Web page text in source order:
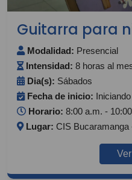
Guitarra para
Modalidad: Presencial
Intensidad: 8 horas al
Dia(s): Sábados
Fecha de inicio:
Horario: 8:00 a.m. -
Lugar: CIS Bucaramanga